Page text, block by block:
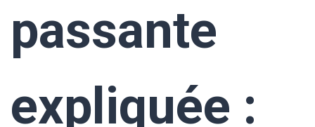
Français
passante
expliquée :